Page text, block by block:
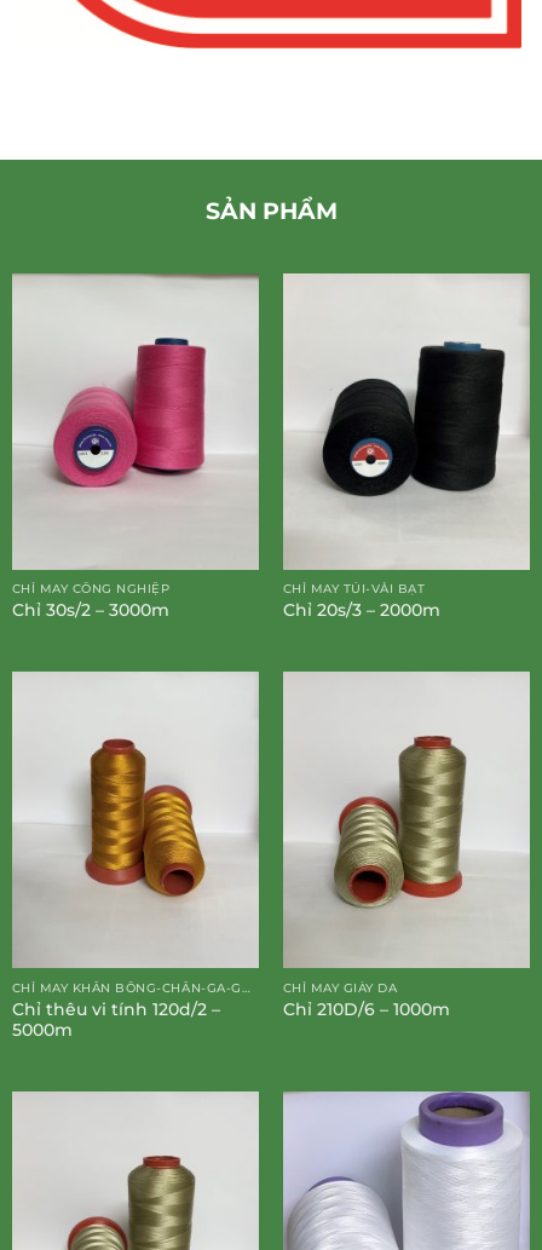
SẢN PHẨM
CHỈ MAY CÔNG NGHIỆP
Chỉ 30s/2 – 3000m
CHỈ MAY TÚI-VẢI BẠT
Chỉ 20s/3 – 2000m
CHỈ MAY KHĂN BÔNG-CHĂN-GA-GỐI-ĐỆM
Chỉ thêu vi tính 120d/2 –
5000m
CHỈ MAY GIÀY DA
Chỉ 210D/6 – 1000m